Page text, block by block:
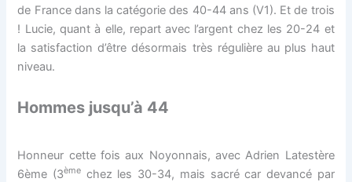
de France dans la catégorie des 40-44 ans (V1). Et de trois
! Lucie, quant à elle, repart avec l’argent chez les 20-24 et
la satisfaction d’être désormais très régulière au plus haut
niveau.
Hommes jusqu’à 44
Honneur cette fois aux Noyonnais, avec Adrien Latestère
6ème (3ème chez les 30-34, mais sacré car devancé par